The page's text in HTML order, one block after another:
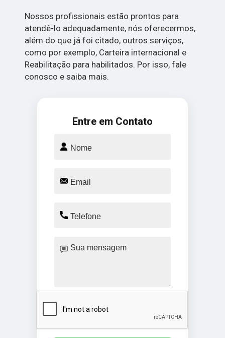
Nossos profissionais estão prontos para
atendê-lo adequadamente, nós oferecermos,
além do que já foi citado, outros serviços,
como por exemplo, Carteira internacional e
Reabilitação para habilitados. Por isso, fale
conosco e saiba mais.
Entre em Contato